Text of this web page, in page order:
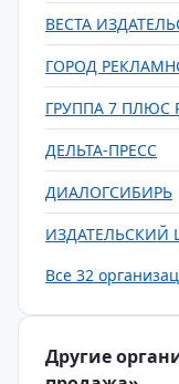
ВЕСТА
ГОРОД
ГРУППА 7 ПЛЮС
ДЕЛЬТА-ПРЕСС
ДИАЛОГСИБИРЬ
ИЗДАТЕЛЬСКИЙ
Все 32
Другие